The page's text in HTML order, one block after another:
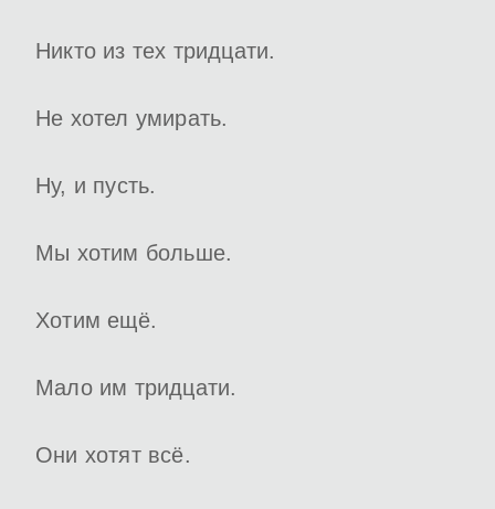
Никто из тех тридцати.
Не хотел умирать.
Ну, и пусть.
Мы хотим больше.
Хотим ещё.
Мало им тридцати.
Они хотят всё.